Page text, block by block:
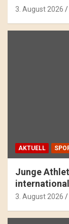
3. August 2026
AKTUELL
Junge
3. August 2026